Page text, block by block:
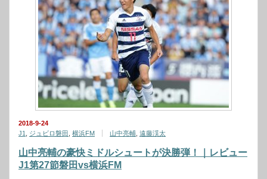
2018-9-24
J1
ジュビロ磐田 横浜FM 山中亮輔 遠藤渓太
山中亮輔の豪快ミドルシュートが決勝弾！｜レビュー
J1第27節磐田vs横浜FM